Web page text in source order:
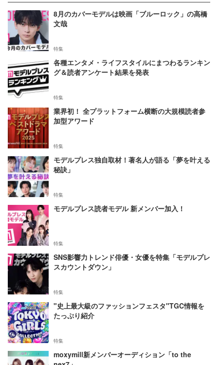
8月のカバーモデルは映画「ブルーロック」の高橋
文哉
特集
各種エンタメ・ライフスタイルにまつわるランキン
グ＆読者アンケート結果を発表
特集
業界初！ 全プラットフォーム横断の大規模読者参
加型アワード
特集
モデルプレス独自取材！著名人が語る「夢を叶える
秘訣」
特集
モデルプレス読者モデル 新メンバー加入！
特集
SNS影響力トレンド俳優・女優を特集「モデルプレ
スカウントダウン」
特集
"史上最大級のファッションフェスタ"TGC情報を
たっぷり紹介
特集
moxymill新メンバーオーディション「to the